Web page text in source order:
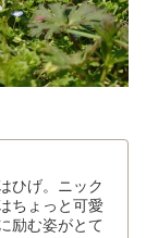
ひげ。ニック
ちょっと可愛
励む姿がとて